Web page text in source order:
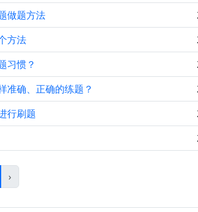
做题方法
方法
习惯？
准确、正确的练题？
行刷题
›